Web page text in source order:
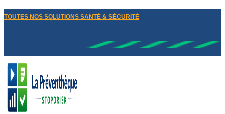
TOUTES NOS SOLUTIONS SANTÉ & SÉCURITÉ